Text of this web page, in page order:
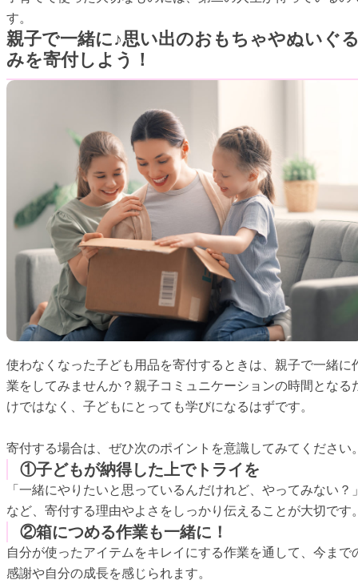
す。
親子で一緒に♪思い出のおもちゃやぬいぐ
みを寄付しよう！
使わなくなった子ども用品を寄付するときは、親子で一緒に
業をしてみませんか？親子コミュニケーションの時間となる
けではなく、子どもにとっても学びになるはずです。
寄付する場合は、ぜひ次のポイントを意識してみてください
①子どもが納得した上でトライを
「一緒にやりたいと思っているんだけれど、やってみない？
など、寄付する理由やよさをしっかり伝えることが大切です
②箱につめる作業も一緒に！
自分が使ったアイテムをキレイにする作業を通して、今まで
感謝や自分の成長を感じられます。